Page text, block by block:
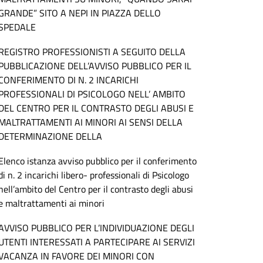
SITO A NEPI IN PIAZZA DELLO
PROFESSIONISTI A SEGUITO DELLA
DELL’AVVISO PUBBLICO PER IL
DI N. 2 INCARICHI
DI PSICOLOGO NELL’ AMBITO
CENTRO PER IL CONTRASTO DEGLI ABUSI E
AI MINORI AI SENSI DELLA
DELLA
istanza avviso pubblico per il conferimento
n. 2 incarichi libero- professionali di Psicologo
del Centro per il contrasto degli abusi
maltrattamenti ai minori
PUBBLICO PER L’INDIVIDUAZIONE DEGLI
INTERESSATI A PARTECIPARE AI SERVIZI
IN FAVORE DEI MINORI CON